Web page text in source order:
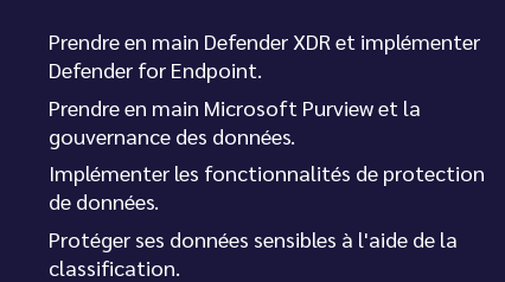
Prendre en main Defender XDR et implémenter
Defender for Endpoint.
Prendre en main Microsoft Purview et la
gouvernance des données.
Implémenter les fonctionnalités de protection
de données.
Protéger ses données sensibles à l'aide de la
classification.